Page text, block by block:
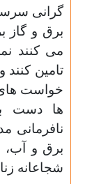
گرانی
برق و گاز
می کنند
تامین
خواست های
ها دست
نافرمانی
برق و آب،
شجاعانه